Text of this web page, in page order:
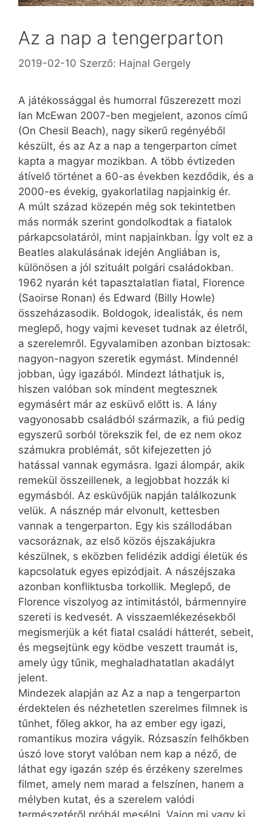
Az a nap a tengerparton
2019-02-10 Szerző: Hajnal Gergely
A játékossággal és humorral fűszerezett mozi
Ian McEwan 2007-ben megjelent, azonos című
(On Chesil Beach), nagy sikerű regényéből
készült, és az Az a nap a tengerparton címet
kapta a magyar mozikban. A több évtizeden
átívelő történet a 60-as években kezdődik, és a
2000-es évekig, gyakorlatilag napjainkig ér.
A múlt század közepén még sok tekintetben
más normák szerint gondolkodtak a fiatalok
párkapcsolatáról, mint napjainkban. Így volt ez a
Beatles alakulásának idején Angliában is,
különösen a jól szituált polgári családokban.
1962 nyarán két tapasztalatlan fiatal, Florence
(Saoirse Ronan) és Edward (Billy Howle)
összeházasodik. Boldogok, idealisták, és nem
meglepő, hogy vajmi keveset tudnak az életről,
a szerelemről. Egyvalamiben azonban biztosak:
nagyon-nagyon szeretik egymást. Mindennél
jobban, úgy igazából. Mindezt láthatjuk is,
hiszen valóban sok mindent megtesznek
egymásért már az esküvő előtt is. A lány
vagyonosabb családból származik, a fiú pedig
egyszerű sorból törekszik fel, de ez nem okoz
számukra problémát, sőt kifejezetten jó
hatással vannak egymásra. Igazi álompár, akik
remekül összeillenek, a legjobbat hozzák ki
egymásból. Az esküvőjük napján találkozunk
velük. A násznép már elvonult, kettesben
vannak a tengerparton. Egy kis szállodában
vacsoráznak, az első közös éjszakájukra
készülnek, s eközben felidézik addigi életük és
kapcsolatuk egyes epizódjait. A nászéjszaka
azonban konfliktusba torkollik. Meglepő, de
Florence viszolyog az intimitástól, bármennyire
szereti is kedvesét. A visszaemlékezésekből
megismerjük a két fiatal családi hátterét, sebeit,
és megsejtünk egy ködbe veszett traumát is,
amely úgy tűnik, meghaladhatatlan akadályt
jelent.
Mindezek alapján az Az a nap a tengerparton
érdektelen és nézhetetlen szerelmes filmnek is
tűnhet, főleg akkor, ha az ember egy igazi,
romantikus mozira vágyik. Rózsaszín felhőkben
úszó love storyt valóban nem kap a néző, de
láthat egy igazán szép és érzékeny szerelmes
filmet, amely nem marad a felszínen, hanem a
mélyben kutat, és a szerelem valódi
természetéről próbál mesélni. Vajon mi vagy ki